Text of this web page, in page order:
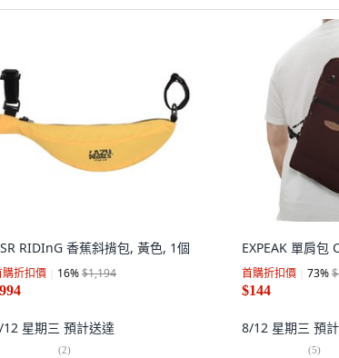
RIDInG 香蕉斜揹包, 黃色, 1個
購折扣價 16%$1,194
星期三 預計送達
(2)
EXPEAK 單肩包
首購折扣價 73%
$144
8/12 星期三 預
(5)